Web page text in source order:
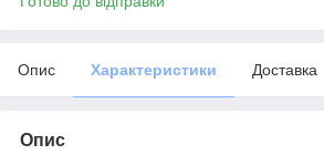
Опис Характеристики Доставка
Опис